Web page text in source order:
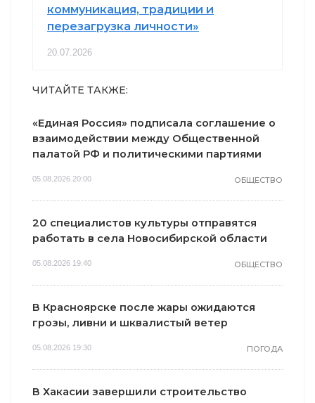
коммуникация, традиции и
перезагрузка личности»
20.07.2026
ЧИТАЙТЕ ТАКЖЕ:
«Единая Россия» подписала соглашение о
взаимодействии между Общественной
палатой РФ и политическими партиями
05.08.2026 20:00 ОБЩЕСТВО
20 специалистов культуры отправятся
работать в села Новосибирской области
05.08.2026 19:40 ОБЩЕСТВО
В Красноярске после жары ожидаются
грозы, ливни и шквалистый ветер
05.08.2026 19:30 ПОГОДА
В Хакасии завершили строительство